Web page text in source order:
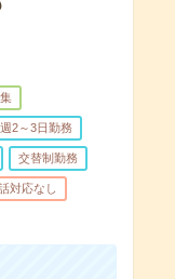
週2～3日勤務
交替制勤務
対応なし